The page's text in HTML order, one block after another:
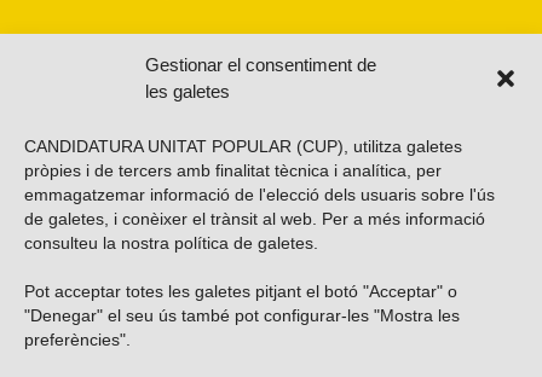
Gestionar el consentiment de
les galetes
CANDIDATURA UNITAT POPULAR (CUP), utilitza galetes
pròpies i de tercers amb finalitat tècnica i analítica, per
emmagatzemar informació de l'elecció dels usuaris sobre l'ús
de galetes, i conèixer el trànsit al web. Per a més informació
consulteu la nostra política de galetes
Pot acceptar totes les galetes pitjant el botó "Acceptar" o
"Denegar" el seu ús també pot configurar-les "Mostra les
preferències".
Vols subscriure’t al nostre butlletí?